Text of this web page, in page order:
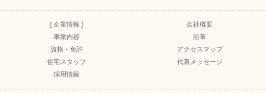
[ 企業情報 ]
会社概要
事業内容
沿革
資格・免許
アクセスマップ
住宅スタッフ
代表メッセージ
採用情報